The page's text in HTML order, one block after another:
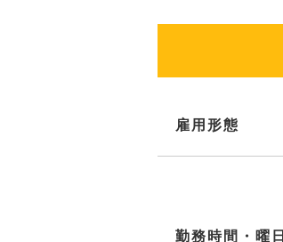
雇用形態
勤務時間・曜日